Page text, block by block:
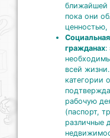
ближайшей
пока они
гражданах:
всей
категории
рабочую
(паспорт,
различные